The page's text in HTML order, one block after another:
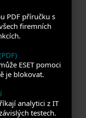
PDF příručku s
firemních
ESET pomoci
je blokovat.
analytici z IT
testech.